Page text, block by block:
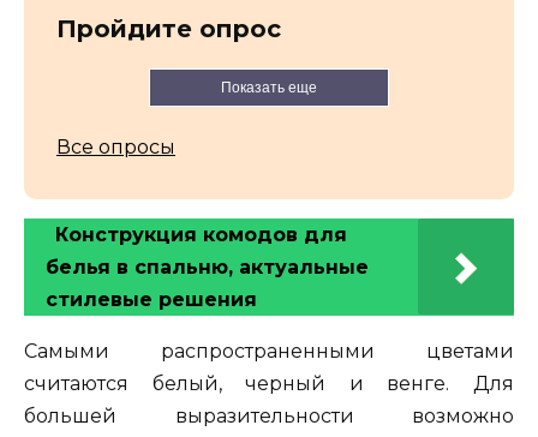
Пройдите опрос
Показать еще
Все опросы
Конструкция комодов для
белья в спальню, актуальные
стилевые решения
Самыми распространенными цветами
считаются белый, черный и венге. Для
большей выразительности возможно